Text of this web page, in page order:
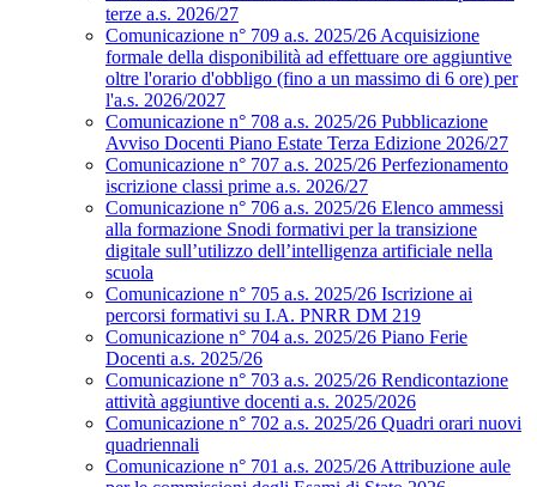
terze a.s. 2026/27
Comunicazione n° 709 a.s. 2025/26 Acquisizione
formale della disponibilità ad effettuare ore aggiuntive
oltre l'orario d'obbligo (fino a un massimo di 6 ore) per
l'a.s. 2026/2027
Comunicazione n° 708 a.s. 2025/26 Pubblicazione
Avviso Docenti Piano Estate Terza Edizione 2026/27
Comunicazione n° 707 a.s. 2025/26 Perfezionamento
iscrizione classi prime a.s. 2026/27
Comunicazione n° 706 a.s. 2025/26 Elenco ammessi
alla formazione Snodi formativi per la transizione
digitale sull’utilizzo dell’intelligenza artificiale nella
scuola
Comunicazione n° 705 a.s. 2025/26 Iscrizione ai
percorsi formativi su I.A. PNRR DM 219
Comunicazione n° 704 a.s. 2025/26 Piano Ferie
Docenti a.s. 2025/26
Comunicazione n° 703 a.s. 2025/26 Rendicontazione
attività aggiuntive docenti a.s. 2025/2026
Comunicazione n° 702 a.s. 2025/26 Quadri orari nuovi
quadriennali
Comunicazione n° 701 a.s. 2025/26 Attribuzione aule